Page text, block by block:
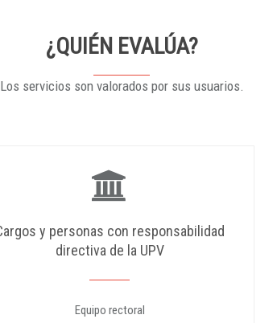
¿QUIÉN EVALÚA?
Los servicios son valorados por sus usuarios.
y personas con responsabilidad
directiva de la UPV
Equipo rectoral